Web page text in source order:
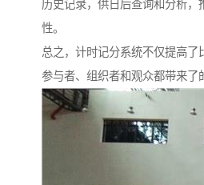
历史记录，供日后查询和分析，
性。
总之，计时记分系统不仅提高了
参与者、组织者和观众都带来了